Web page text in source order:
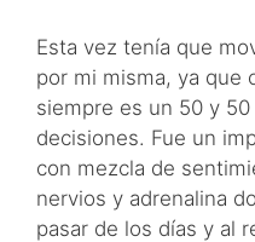
Esta vez tenía que
por mi misma, ya que
siempre es un 50 y
decisiones. Fue un
con mezcla de
nervios y adrenalina
pasar de los días y al